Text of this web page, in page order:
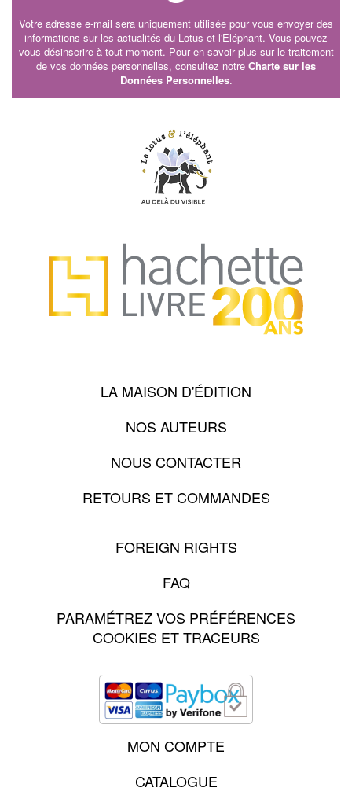
Votre adresse e-mail sera uniquement utilisée pour vous envoyer des
informations sur les actualités du Lotus et l'Eléphant. Vous pouvez
vous désinscrire à tout moment. Pour en savoir plus sur le traitement
de vos données personnelles, consultez notre Charte sur les
Données Personnelles.
LA MAISON D'ÉDITION
NOS AUTEURS
NOUS CONTACTER
RETOURS ET COMMANDES
FOREIGN RIGHTS
FAQ
PARAMÉTREZ VOS PRÉFÉRENCES
COOKIES ET TRACEURS
MON COMPTE
CATALOGUE